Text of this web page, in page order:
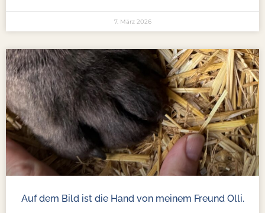
7. März 2026
Auf dem Bild ist die Hand von meinem Freund Olli.